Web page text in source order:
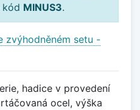
kód MINUS3.
zvýhodněném setu -
hadice v provedení
ocel, výška